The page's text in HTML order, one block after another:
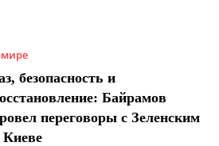
безопасность и
Байрамов
переговоры с Зеленским
Киеве